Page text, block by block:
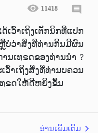
11418
ດ້ເວົ້າເຖິງເຕັກນິກທີ່ແປກ
າສິ່ງທີ່ທ່ານກິນມີຜົນ
ນເທຣດຂອງທ່ານນໍາ ?
າເຖິງສິ່ງທີ່ທ່ານບຄວນ
ຣດໃຫ້ດີຫຍິງຂຶ້ນ
ອ່ານເພີ່ມເຕີມ